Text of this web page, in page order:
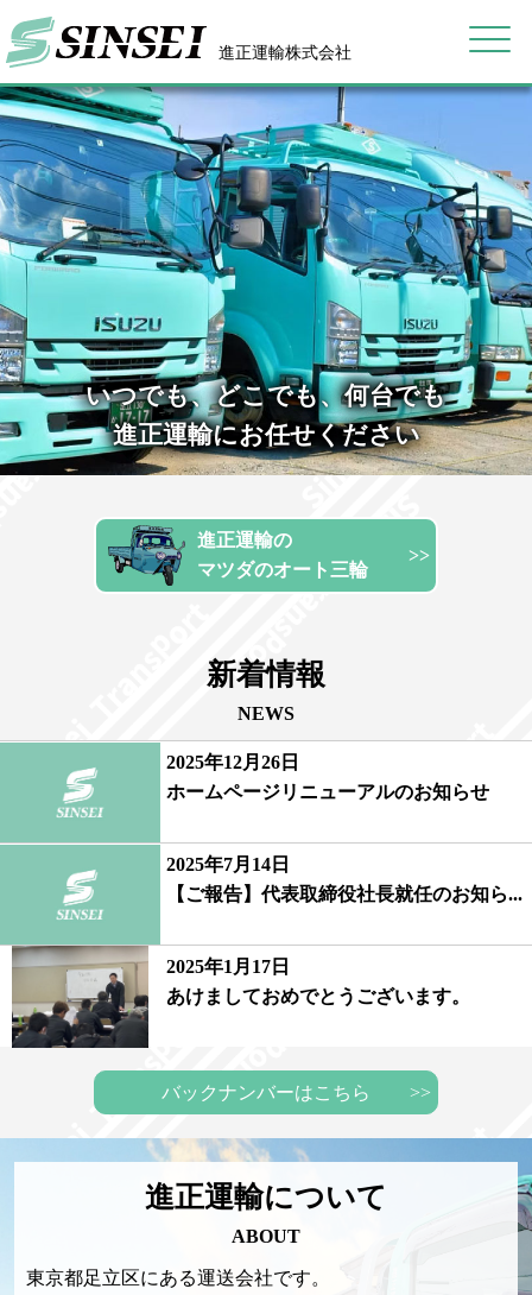
いつでも、どこでも、何台でも
進正運輸にお任せください
進正運輸の
マツダのオート三輪
新着情報
NEWS
2025年12月26日
ホームページリニューアルのお知らせ
2025年7月14日
【ご報告】代表取締役社長就任のお知ら...
2025年1月17日
あけましておめでとうございます。
バックナンバーはこちら
進正運輸について
ABOUT
東京都足立区にある運送会社です。